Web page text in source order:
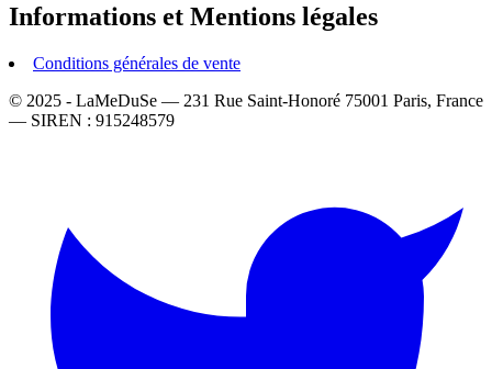
Informations et Mentions légales
Conditions générales de vente
© 2025 - LaMeDuSe — 231 Rue Saint-Honoré 75001 Paris, France
— SIREN : 915248579